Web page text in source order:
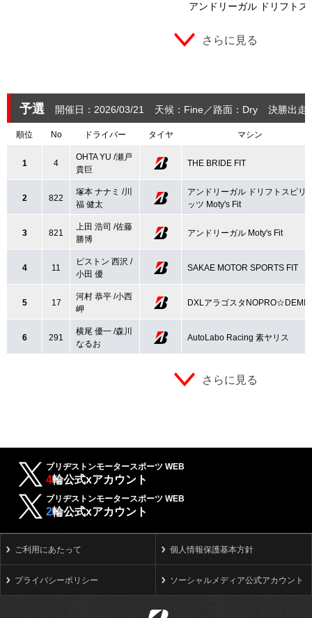
アンドリーガル ドリフト
さらに見る
予選 開催日：2026/03/21 天候：Fine 路面：Dry 決勝出走
順位 No ドライバー タイヤ マシン
1 4
OHTA YU /瀬戸
貴巨
THE BRIDE FIT
2 822
塚本 ナナミ /川
福 健太
アンドリーガル ドリフトスピリ
ッツ Moty's Fit
3 821
上田 浩司 /佐藤
勝博
アンドリーガル Moty's Fit
4 11
ピストン 西沢 /
小田 優
SAKAE MOTOR SPORTS FIT
5 17
河村 恭平 /小西
岬
DXLアラゴスタNOPRO☆DEMIO
6 291
横尾 優一 /森川
なるお
AutoLabo Racing 素ヤリス
さらに見る
ブリヂストンモータースポーツ WEB
4輪公式xアカウント
ブリヂストンモータースポーツ WEB
2輪公式xアカウント
ご利用にあたって 個人情報保護基本方針
プライバシーポリシー ソーシャルメディア公式アカウント